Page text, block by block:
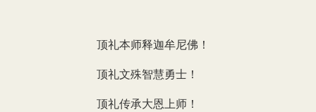
顶礼本师释迦牟尼佛！
顶礼文殊智慧勇士！
顶礼传承大恩上师！